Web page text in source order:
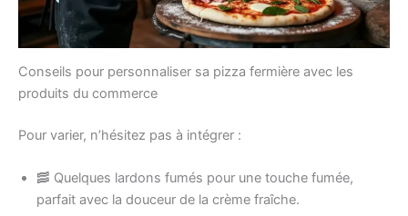
Conseils pour personnaliser sa pizza fermière avec les
produits du commerce
Pour varier, n’hésitez pas à intégrer :
🥓 Quelques lardons fumés pour une touche fumée,
parfait avec la douceur de la crème fraîche.